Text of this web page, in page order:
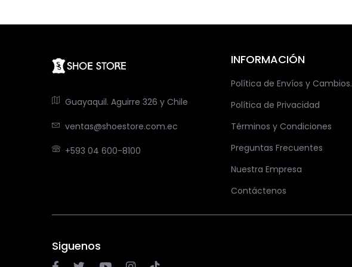
Guayaquil. Aguirre 326 y Chile
ventas@shoestore.com.ec
+593 04 600-8100
INFORMACIÓN
Política de Envíos y Cambios.
Política de Privacidad
Términos y Condiciones
Preguntas Frecuentes
Nuestra Empresa
Contáctenos
Siguenos